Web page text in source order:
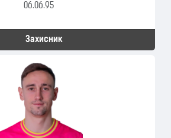
06.06.95
Захисник